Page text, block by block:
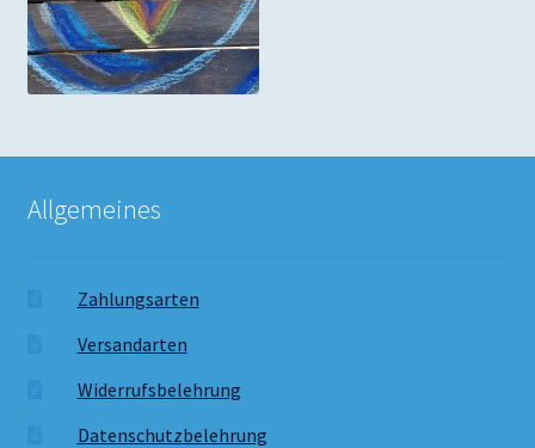
Allgemeines
Zahlungsarten
Versandarten
Widerrufsbelehrung
Datenschutzbelehrung